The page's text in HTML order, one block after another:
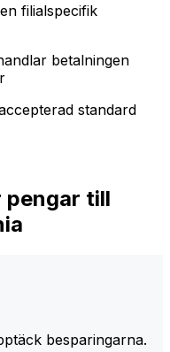
filialspecifik
betalningen
standard
pengar till
besparingarna.